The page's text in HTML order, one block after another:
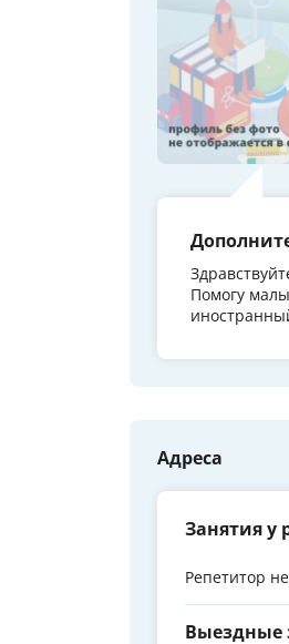
Помогу
Адреса
Занятия у
Репетитор
Выездные